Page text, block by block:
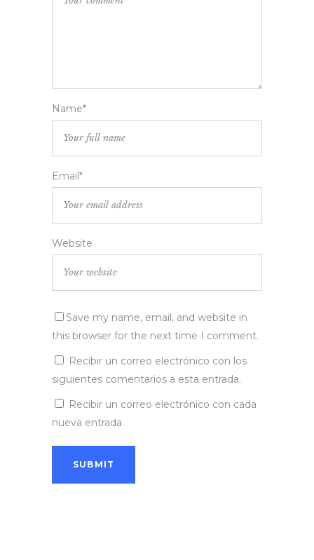
Name*
Email*
Website
Save my name, email, and website in
this browser for the next time I comment.
Recibir un correo electrónico con los
siguientes comentarios a esta entrada.
Recibir un correo electrónico con cada
nueva entrada.